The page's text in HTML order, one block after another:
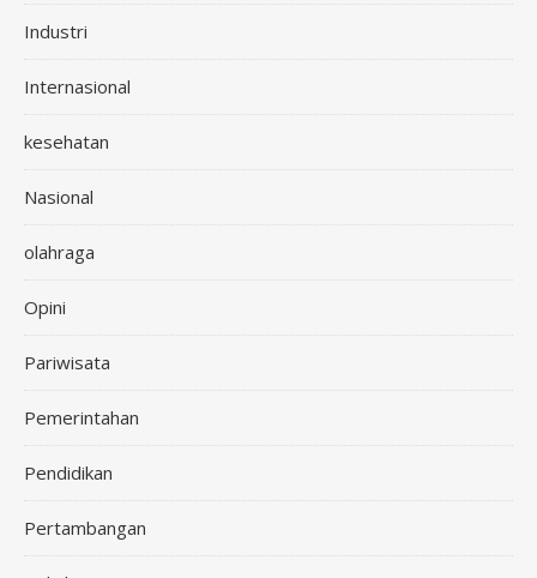
Industri
Internasional
kesehatan
Nasional
olahraga
Opini
Pariwisata
Pemerintahan
Pendidikan
Pertambangan